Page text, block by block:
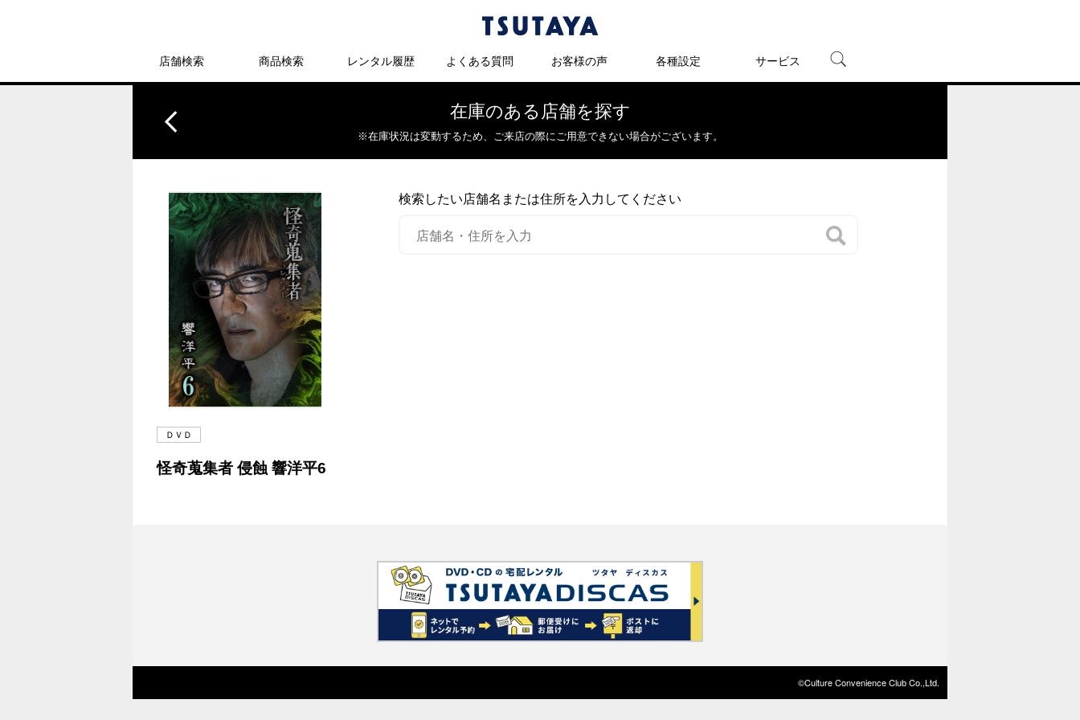
店舗検索 商品検索 レンタル履歴 よくある質問 お客様の声 各種設定 サービス
在庫のある店舗を探す
※在庫状況は変動するため、 ご来店の際にご用意できない場合がございます。
ＤＶＤ
怪奇蒐集者 侵蝕 響洋平6
検索したい店舗名または住所を入力してください
©Culture Convenience Club Co.,Ltd.